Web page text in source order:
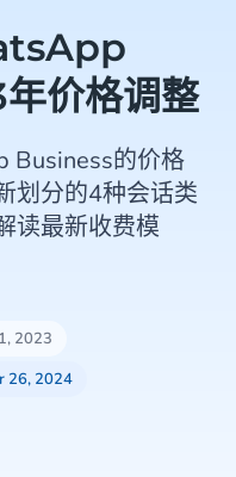
价格调整
Business的价格
划分的4种会话类
读最新收费模
2023
26, 2024